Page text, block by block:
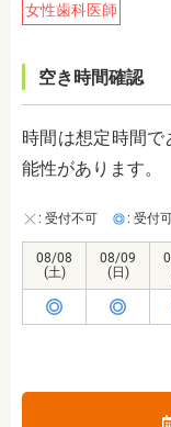
女性歯科医師
空き時間確認
時間は想定時間
能性があります。
: 受付不可 : 受付
08/08
(土)
08/09
(日)